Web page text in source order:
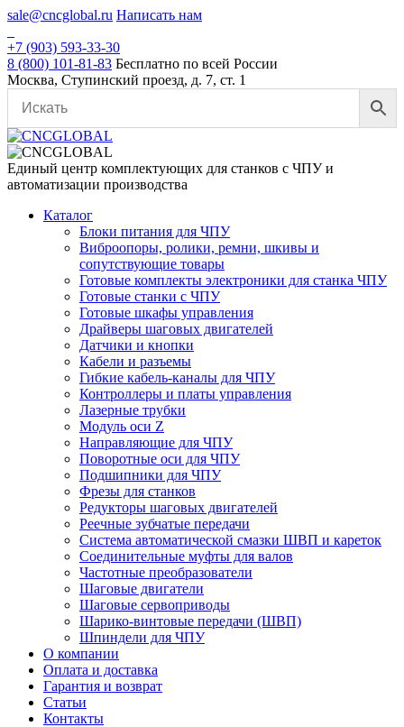
Skip
content
sale@cncglobal.ru Написать нам
+7 (903) 593-33-30
8 (800) 101-81-83 Бесплатно по всей России
Москва, Ступинский проезд, д. 7, ст. 1
Единый центр комплектующих для станков с ЧПУ и
автоматизации производства
Каталог
Блоки питания для ЧПУ
Виброопоры, ролики, ремни, шкивы и
сопутствующие товары
Готовые комплекты электроники для станка ЧПУ
Готовые станки с ЧПУ
Готовые шкафы управления
Драйверы шаговых двигателей
Датчики и кнопки
Кабели и разъемы
Гибкие кабель-каналы для ЧПУ
Контроллеры и платы управления
Лазерные трубки
Модуль оси Z
Направляющие для ЧПУ
Поворотные оси для ЧПУ
Подшипники для ЧПУ
Фрезы для станков
Редукторы шаговых двигателей
Реечные зубчатые передачи
Система автоматической смазки ШВП и кареток
Соединительные муфты для валов
Частотные преобразователи
Шаговые двигатели
Шаговые сервоприводы
Шарико-винтовые передачи (ШВП)
Шпиндели для ЧПУ
О компании
Оплата и доставка
Гарантия и возврат
Статьи
Контакты